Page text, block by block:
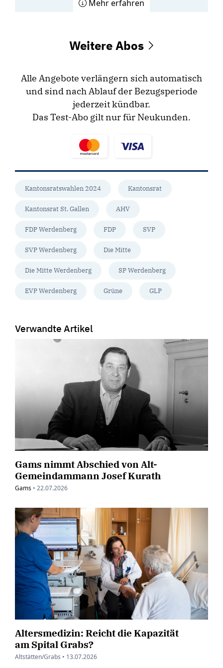
Mehr erfahren
Weitere Abos
Alle Angebote verlängern sich automatisch
und sind nach Ablauf der Bezugsperiode
jederzeit kündbar.
Das Test-Abo gilt nur für Neukunden.
Kantonsratswahlen 2024 Kantonsrat
Kantonsrat St. Gallen AHV
FDP Werdenberg FDP SVP
SVP Werdenberg Die Mitte
Die Mitte Werdenberg SP Werdenberg
EVP Werdenberg Grüne GLP
Verwandte Artikel
Gams nimmt Abschied von Alt-
Gemeindammann Josef Kurath
Gams • 22.07.2026
Altersmedizin: Reicht die Kapazität
am Spital Grabs?
Altstätten/Grabs • 13.07.2026